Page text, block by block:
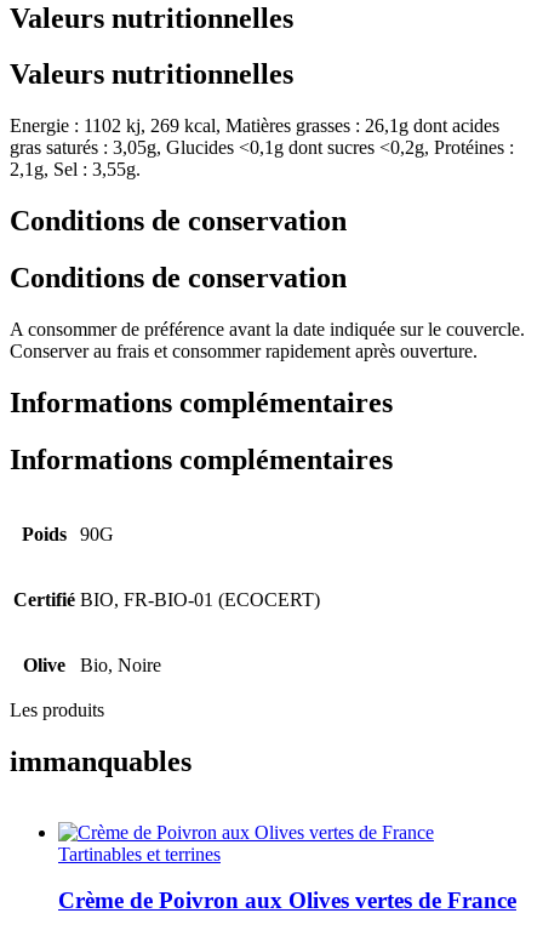
Valeurs nutritionnelles
Valeurs nutritionnelles
Energie : 1102 kj, 269 kcal, Matières grasses : 26,1g dont acides
gras saturés : 3,05g, Glucides <0,1g dont sucres <0,2g, Protéines :
2,1g, Sel : 3,55g.
Conditions de conservation
Conditions de conservation
A consommer de préférence avant la date indiquée sur le couvercle.
Conserver au frais et consommer rapidement après ouverture.
Informations complémentaires
Informations complémentaires
Poids 90G
Certifié BIO, FR-BIO-01 (ECOCERT)
Olive Bio, Noire
Les produits
immanquables
Tartinables et terrines
Crème de Poivron aux Olives vertes de France